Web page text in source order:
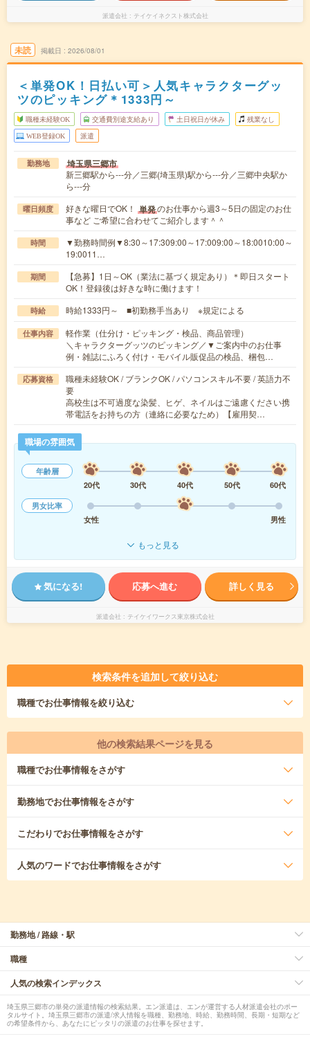
派遣会社 テイケイネクスト株式会社
未読 掲載日 2026/08/01
＜単発OK！日払い可＞人気キャラクターグッ
ツのピッキング＊1333円～
職種未経験OK 交通費別途支給あり 土日祝日が休み 残業なし
WEB登録OK 派遣
勤務地 埼玉県三郷市
新三郷駅から---分／三郷(埼玉県)駅から---分／三郷中央駅か
ら---分
曜日頻度 好きな曜日でOK！ 単発のお仕事から週3～5日の固定のお仕
事など ご希望に合わせてご紹介します＾＾
時間
▼勤務時間例▼8:30～17:309:00～17:009:00～18:0010:00～
19:0011…
期間
【急募】1日～OK（業法に基づく規定あり）＊即日スタート
OK！登録後は好きな時に働けます！
時給 時給1333円～ ■初勤務手当あり ※規定による
仕事内容
軽作業（仕分け・ピッキング・検品、商品管理）
＼キャラクターグッツのピッキング／▼ご案内中のお仕事
例・雑誌にふろく付け・モバイル販促品の検品、梱包…
応募資格
職種未経験OK / ブランクOK / パソコンスキル不要 / 英語力不
要
高校生は不可過度な染髪、ヒゲ、ネイルはご遠慮ください携
帯電話をお持ちの方（連絡に必要なため）【雇用契…
職場の雰囲気
年齢層
20代
30代 40代 50代
60代
男女比率
女性
男性
もっと見る
気になる! 応募へ進む 詳しく見る
派遣会社 テイケイワークス東京株式会社
検索条件を追加して絞り込む
職種でお仕事情報を絞り込む
他の検索結果ページを見る
職種でお仕事情報をさがす
勤務地でお仕事情報をさがす
こだわりでお仕事情報をさがす
人気のワードでお仕事情報をさがす
勤務地 / 路線・駅
職種
人気の検索インデックス
埼玉県三郷市の単発の派遣情報の検索結果。エン派遣は、エンが運営する人材派遣会社のポー
タルサイト。埼玉県三郷市の派遣/求人情報を職種、勤務地、時給、勤務時間、長期・短期など
の希望条件から、あなたにピッタリの派遣のお仕事を探せます。